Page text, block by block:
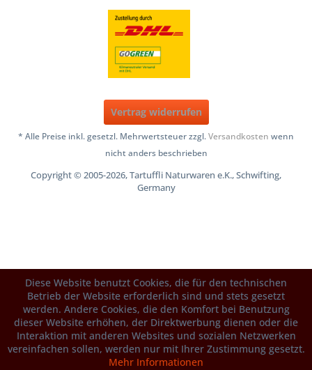
Vertrag widerrufen
* Alle Preise inkl. gesetzl. Mehrwertsteuer zzgl.Versandkosten wenn
nicht anders beschrieben
Copyright © 2005-2026, Tartuffli Naturwaren e.K., Schwifting,
Germany
Diese Website benutzt Cookies, die für den technischen
Betrieb der Website erforderlich sind und stets gesetzt
werden. Andere Cookies, die den Komfort bei Benutzung
dieser Website erhöhen, der Direktwerbung dienen oder die
Interaktion mit anderen Websites und sozialen Netzwerken
vereinfachen sollen, werden nur mit Ihrer Zustimmung gesetzt.
Mehr Informationen